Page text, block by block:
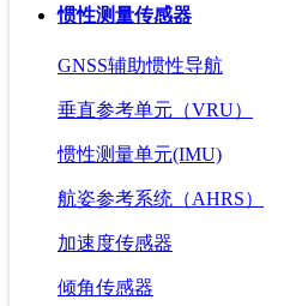
惯性测量传感器
GNSS辅助惯性导航
垂直参考单元（VRU）
惯性测量单元(IMU)
航姿参考系统（AHRS）
加速度传感器
倾角传感器